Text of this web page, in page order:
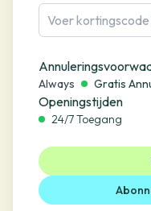
Always Gratis
Openingstijden
24/7 Toegang